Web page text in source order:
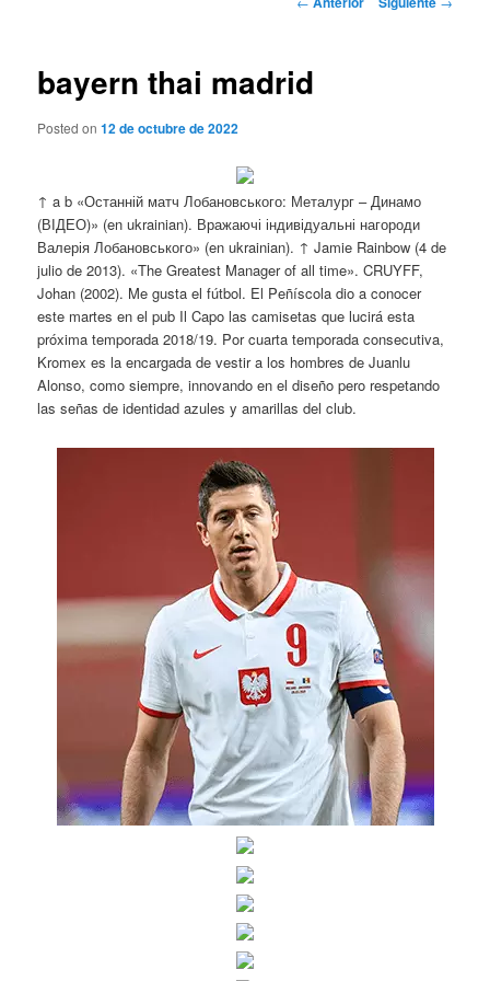
bayern thai madrid
Posted on12 de octubre de 2022
↑ a b «Останній матч Лобановського: Металург – Динамо
(ВІДЕО)» (en ukrainian). Вражаючі індивідуальні нагороди
Валерія Лобановського» (en ukrainian). ↑ Jamie Rainbow (4 de
julio de 2013). «The Greatest Manager of all time». CRUYFF,
Johan (2002). Me gusta el fútbol. El Peñíscola dio a conocer
este martes en el pub Il Capo las camisetas que lucirá esta
próxima temporada 2018/19. Por cuarta temporada consecutiva,
Kromex es la encargada de vestir a los hombres de Juanlu
Alonso, como siempre, innovando en el diseño pero respetando
las señas de identidad azules y amarillas del club.